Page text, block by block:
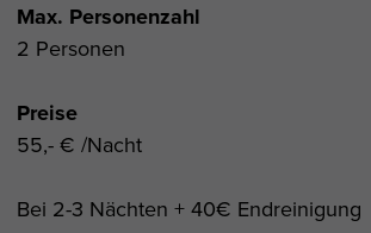
Max. Personenzahl
2 Personen
Preise
55,- € /Nacht
Bei 2-3 Nächten + 40€ Endreinigung